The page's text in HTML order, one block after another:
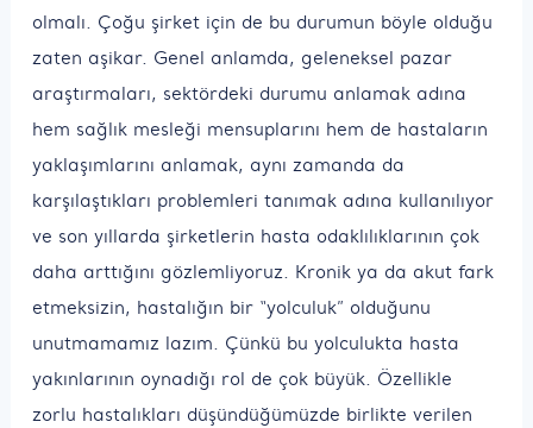
olmalı. Çoğu şirket için de bu durumun böyle olduğu
zaten aşikar. Genel anlamda, geleneksel pazar
araştırmaları, sektördeki durumu anlamak adına
hem sağlık mesleği mensuplarını hem de hastaların
yaklaşımlarını anlamak, aynı zamanda da
karşılaştıkları problemleri tanımak adına kullanılıyor
ve son yıllarda şirketlerin hasta odaklılıklarının çok
daha arttığını gözlemliyoruz. Kronik ya da akut fark
etmeksizin, hastalığın bir “yolculuk” olduğunu
unutmamamız lazım. Çünkü bu yolculukta hasta
yakınlarının oynadığı rol de çok büyük. Özellikle
zorlu hastalıkları düşündüğümüzde birlikte verilen